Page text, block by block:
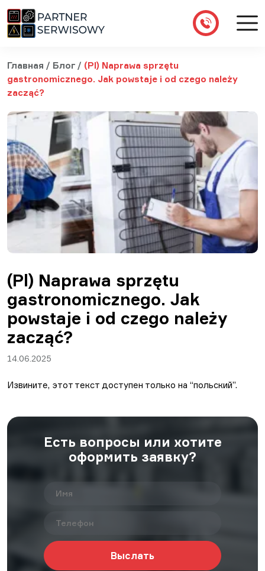
Главная / Блог / (Pl) Naprawa sprzętu
gastronomicznego. Jak powstaje i od czego należy
zacząć?
(Pl) Naprawa sprzętu
gastronomicznego. Jak
powstaje i od czego należy
zacząć?
14.06.2025
Извините, этот текст доступен только на “польский”.
Есть вопросы или хотите
оформить заявку?